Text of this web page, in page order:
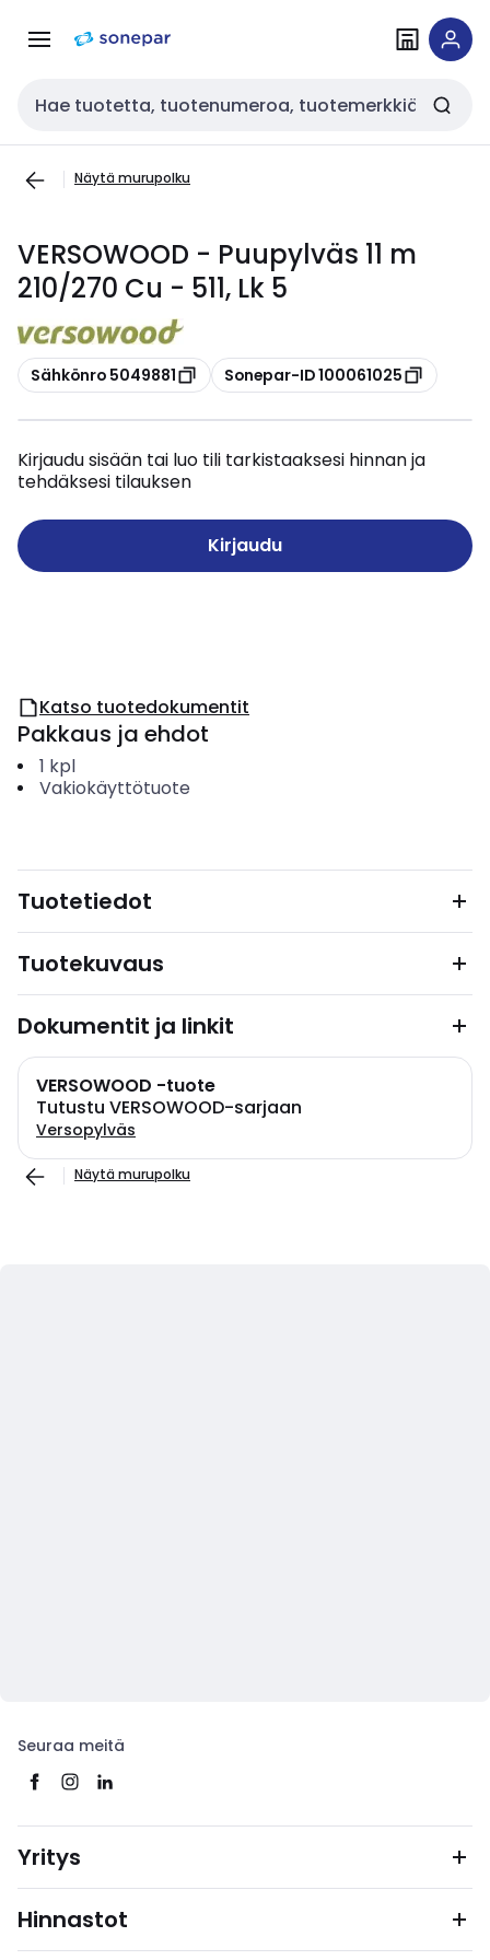
navigointiinsisältöön
Haku
Näytä murupolku
VERSOWOOD - Puupylväs 11 m
210/270 Cu - 511, Lk 5
Kopioi
Sähkönro 5049881 Kopioi
Sonepar-ID 100061025
Kirjaudu sisään tai luo tili tarkistaaksesi hinnan ja
tehdäksesi tilauksen
Kirjaudu
Katso tuotedokumentit
Pakkaus ja ehdot
1 kpl
Vakiokäyttötuote
Tuotetiedot
Tuotekuvaus
Dokumentit ja linkit
VERSOWOOD -tuote
Tutustu VERSOWOOD-sarjaan
Versopylväs
Näytä murupolku
Seuraa meitä
Yritys
Hinnastot